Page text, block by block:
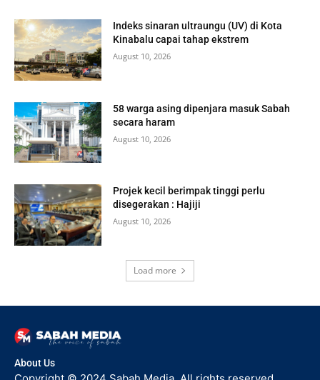
Indeks sinaran ultraungu (UV) di Kota
Kinabalu capai tahap ekstrem
August 10, 2026
58 warga asing dipenjara masuk Sabah
secara haram
August 10, 2026
Projek kecil berimpak tinggi perlu
disegerakan : Hajiji
August 10, 2026
Load more
About Us